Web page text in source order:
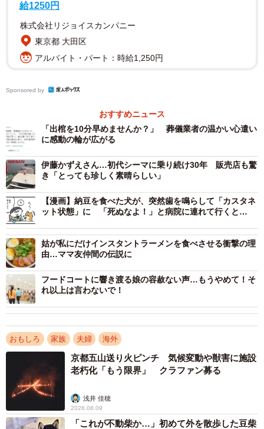
ムには、ハンティングや釣りを楽しみ、農作業をする写真
や動画などが多数掲載されている。今年10月からは、アウ
トドアスポーツマングループのマイアウトドア
テレビ番組のプレビューでは、兄弟たちが屋外で元気に
遊び、木を運び、もの作りに励む様子を映し出している。
新型コロナウイルスの影響を受け、学校での対面授業がで
きなくなっているため、子どもたちも自宅で勉強するよう
になり、ひとりひとりの学習教材を整理整頓する工夫、食
料品の買い出しなど、シュワント家の奮闘も伝えられてい
る。
給1250円
株式会社リジョイスカンパニー
東京都 大田区
アルバイト・パート：時給1,250円
Sponsored by
おすすめニュース
「出棺を10分早めませんか？」 葬儀業者の温かい心遣い
に感動の輪が広がる
伊藤かずえさん…初代シーマに乗り続け30年 販売店も驚
き「とっても珍しく素晴らしい」
【漫画】納豆を食べた犬が、突然歯を鳴らして「カスタネ
ット状態」に 「死ぬなよ！」と病院に連れて行くと…
姑が私にだけインスタントラーメンを食べさせる衝撃の理
由…ママ友仲間の伝説に
フードコートに響き渡る娘の容赦ない声…もうやめて！そ
れ以上は言わないで！
おもしろ 家族 夫婦 海外
京都五山送り火ピンチ 気候変動や獣害に施設
老朽化「もう限界」 クラファン募る
浅井 佳穂
2026.08.09
「これが不動柴か…」初めて外を散歩した豆柴